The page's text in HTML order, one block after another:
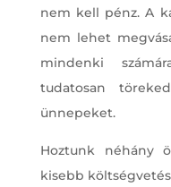
nem kell pénz. A
nem lehet
mindenki
tudatosan
ünnepeket.
Hoztunk néhány
kisebb